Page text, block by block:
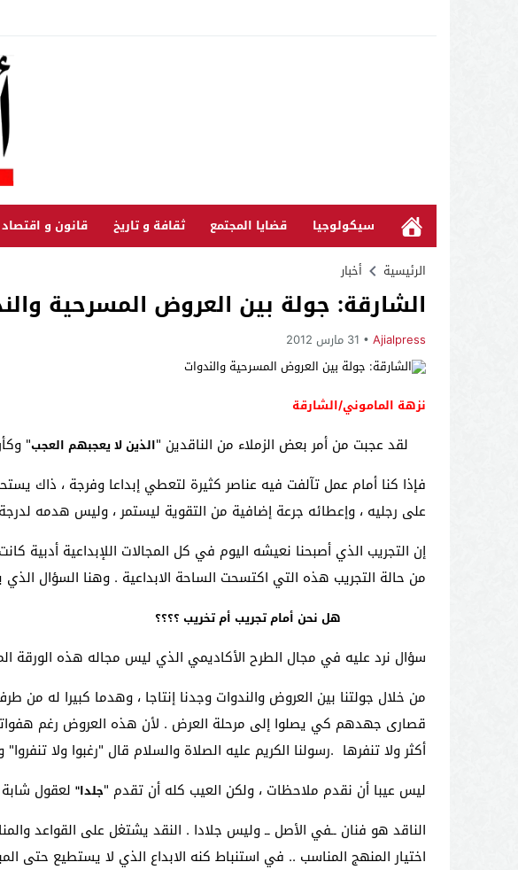
سيكولوجيا قضايا المجتمع ثقافة و تاريخ قانون و اقتصاد
الرئيسية أخبار
الشارقة: جولة بين العروض المسرحية
Ajialpress 31 مارس 2012
نزهة الماموني/الشارقة
لقد عجبت من أمر بعض الزملاء من الناقدين "الذين لا يعجبهم العجب"
فإذا كنا أمام عمل تآلفت فيه عناصر كثيرة لتعطي إبداعا وفرجة ، ذاك
على رجليه ، وإعطائه جرعة إضافية من التقوية ليستمر ، وليس هدمه
إن التجريب الذي أصبحنا نعيشه اليوم في كل المجالات اللإبداعية
من حالة التجريب هذه التي اكتسحت الساحة الابداعية . وهنا السؤال
هل نحن أمام تجريب أم تخريب ؟؟؟؟
سؤال نرد عليه في مجال الطرح الأكاديمي الذي ليس مجاله هذه الورقة
من خلال جولتنا بين العروض والندوات وجدنا إنتاجا ، وهدما كبيرا له
قصارى جهدهم كي يصلوا إلى مرحلة العرض . لأن هذه العروض رغم
أكثر ولا تنفرها .رسولنا الكريم عليه الصلاة والسلام قال "رغبوا ولا
ليس عيبا أن نقدم ملاحظات ، ولكن العيب كله أن تقدم "جلدا"لعقول شابة
الناقد هو فنان ــفي الأصل ــ وليس جلادا . النقد يشتغل على القواعد
اختيار المنهج المناسب .. في استنباط كنه الابداع الذي لا يستطيع